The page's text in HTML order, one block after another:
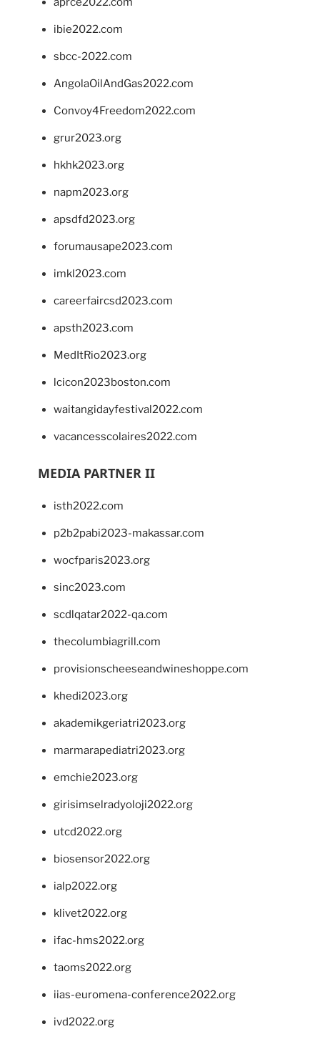
ibie2022.com
sbcc-2022.com
AngolaOilAndGas2022.com
Convoy4Freedom2022.com
grur2023.org
hkhk2023.org
napm2023.org
apsdfd2023.org
forumausape2023.com
imkl2023.com
careerfaircsd2023.com
apsth2023.com
MedItRio2023.org
lcicon2023boston.com
waitangidayfestival2022.com
vacancesscolaires2022.com
MEDIA PARTNER II
isth2022.com
p2b2pabi2023-makassar.com
wocfparis2023.org
sinc2023.com
scdlqatar2022-qa.com
thecolumbiagrill.com
provisionscheeseandwineshoppe.com
khedi2023.org
akademikgeriatri2023.org
marmarapediatri2023.org
emchie2023.org
girisimselradyoloji2022.org
utcd2022.org
biosensor2022.org
ialp2022.org
klivet2022.org
ifac-hms2022.org
taoms2022.org
iias-euromena-conference2022.org
ivd2022.org